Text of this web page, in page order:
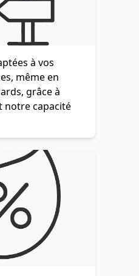
à vos
même en
grâce à
notre capacité